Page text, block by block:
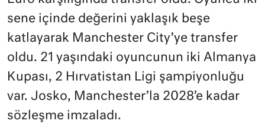
sene içinde değerini yaklaşık beşe
katlayarak Manchester City’ye transfer
oldu. 21 yaşındaki oyuncunun iki Almanya
Kupası, 2 Hırvatistan Ligi şampiyonluğu
var. Josko, Manchester’la 2028’e kadar
sözleşme imzaladı.